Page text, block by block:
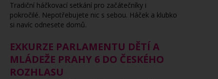
Tradiční háčkovací setkání pro začátečníky i
pokročilé. Nepotřebujete nic s sebou. Háček a klubko
si navíc odnesete domů.
EXKURZE PARLAMENTU DĚTÍ A
MLÁDEŽE PRAHY 6 DO ČESKÉHO
ROZHLASU